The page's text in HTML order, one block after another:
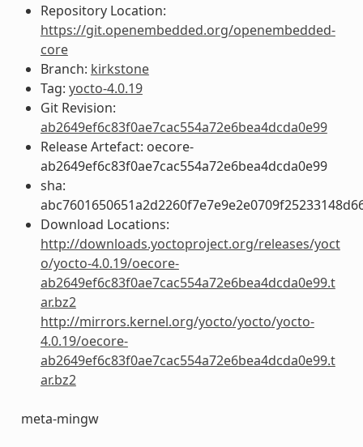
Repository Location:
https://git.openembedded.org/openembedded-
core
Branch: kirkstone
Tag: yocto-4.0.19
Git Revision:
ab2649ef6c83f0ae7cac554a72e6bea4dcda0e99
Release Artefact: oecore-
ab2649ef6c83f0ae7cac554a72e6bea4dcda0e99
sha:
Download Locations:
http://downloads.yoctoproject.org/releases/yoct
o/yocto-4.0.19/oecore-
ab2649ef6c83f0ae7cac554a72e6bea4dcda0e99.t
ar.bz2
http://mirrors.kernel.org/yocto/yocto/yocto-
4.0.19/oecore-
ab2649ef6c83f0ae7cac554a72e6bea4dcda0e99.t
ar.bz2
meta-mingw